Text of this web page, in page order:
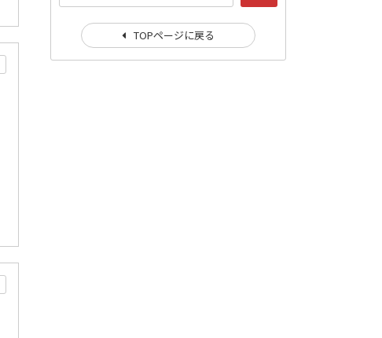
TOPページに戻る